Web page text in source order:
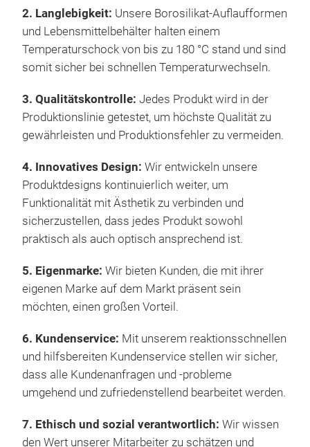
2. Langlebigkeit: Unsere Borosilikat-Auflaufformen
und Lebensmittelbehälter halten einem
Temperaturschock von bis zu 180 °C stand und sind
somit sicher bei schnellen Temperaturwechseln.
3. Qualitätskontrolle: Jedes Produkt wird in der
Produktionslinie getestet, um höchste Qualität zu
gewährleisten und Produktionsfehler zu vermeiden.
4. Innovatives Design: Wir entwickeln unsere
Produktdesigns kontinuierlich weiter, um
Funktionalität mit Ästhetik zu verbinden und
sicherzustellen, dass jedes Produkt sowohl
praktisch als auch optisch ansprechend ist.
5. Eigenmarke: Wir bieten Kunden, die mit ihrer
eigenen Marke auf dem Markt präsent sein
möchten, einen großen Vorteil.
6. Kundenservice: Mit unserem reaktionsschnellen
und hilfsbereiten Kundenservice stellen wir sicher,
dass alle Kundenanfragen und -probleme
umgehend und zufriedenstellend bearbeitet werden.
7. Ethisch und sozial verantwortlich: Wir wissen
den Wert unserer Mitarbeiter zu schätzen und